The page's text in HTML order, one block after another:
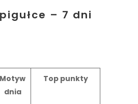
– 7 dni
Motyw
dnia
Top punkty